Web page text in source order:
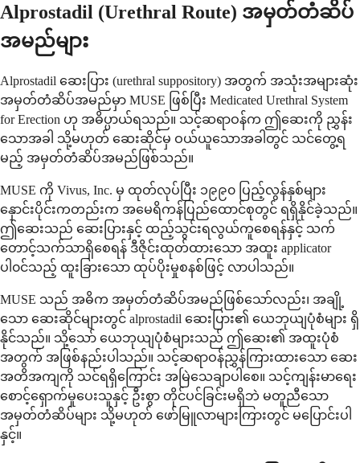
Alprostadil (Urethral Route) အမှတ်တံဆိပ်
အမည်များ
Alprostadil ဆေးပြား (urethral suppository) အတွက် အသုံးအများဆုံး
အမှတ်တံဆိပ်အမည်မှာ MUSE ဖြစ်ပြီး Medicated Urethral System
for Erection ဟု အဓိပ္ပာယ်ရသည်။ သင့်ဆရာဝန်က ဤဆေးကို ညွှန်း
သောအခါ သို့မဟုတ် ဆေးဆိုင်မှ ဝယ်ယူသောအခါတွင် သင်တွေ့ရ
မည့် အမှတ်တံဆိပ်အမည်ဖြစ်သည်။
MUSE ကို Vivus, Inc. မှ ထုတ်လုပ်ပြီး ၁၉၉၀ ပြည့်လွန်နှစ်များ
နှောင်းပိုင်းကတည်းက အမေရိကန်ပြည်ထောင်စုတွင် ရရှိနိုင်ခဲ့သည်။
ဤဆေးသည် ဆေးပြားနှင့် ထည့်သွင်းရလွယ်ကူစေရန်နှင့် သက်
တောင့်သက်သာရှိစေရန် ဒီဇိုင်းထုတ်ထားသော အထူး applicator
ပါ၀င်သည့် ထူးခြားသော ထုပ်ပိုးမှုစနစ်ဖြင့် လာပါသည်။
MUSE သည် အဓိက အမှတ်တံဆိပ်အမည်ဖြစ်သော်လည်း၊ အချို့
သော ဆေးဆိုင်များတွင် alprostadil ဆေးပြား၏ ယေဘုယျပုံစံများ ရှိ
နိုင်သည်။ သို့သော် ယေဘုယျပုံစံများသည် ဤဆေး၏ အထူးပုံစံ
အတွက် အဖြစ်နည်းပါသည်။ သင့်ဆရာဝန်ညွှန်ကြားထားသော ဆေး
အတိအကျကို သင်ရရှိကြောင်း အမြဲသေချာပါစေ။ သင့်ကျန်းမာရေး
စောင့်ရှောက်မှုပေးသူနှင့် ဦးစွာ တိုင်ပင်ခြင်းမရှိဘဲ မတူညီသော
အမှတ်တံဆိပ်များ သို့မဟုတ် ဖော်မြူလာများကြားတွင် မပြောင်းပါ
နှင့်။